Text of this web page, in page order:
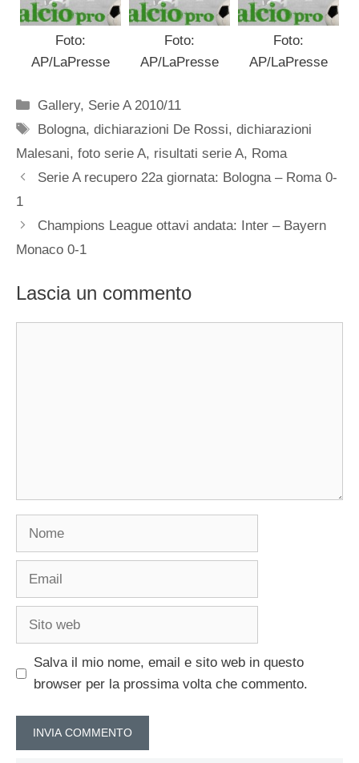
Foto:
AP/LaPresse
Foto:
AP/LaPresse
Foto:
AP/LaPresse
Categorie
Gallery, Serie A 2010/11
Tag
Bologna,dichiarazioni De Rossi,dichiarazioni
Malesani, foto serie A, risultati serie A, Roma
Serie A recupero 22a giornata: Bologna – Roma 0-
1
Champions League ottavi andata: Inter – Bayern
Monaco 0-1
Lascia un commento
Nome
Email
Sito
Salva il mio nome, email e sito web in questo
browser per la prossima volta che commento.